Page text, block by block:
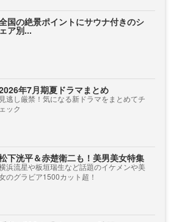
国の絶景ポイントにサウナ付きのシ
ェア別...
年7月期夏ドラマまとめ
見逃し厳禁！気になる新ドラマをまとめてチ
ェック
下洸平＆赤楚衛二も！美男美女特集
浜流星や板垣瑞生など話題のイケメンや美
のグラビア1500カット超！